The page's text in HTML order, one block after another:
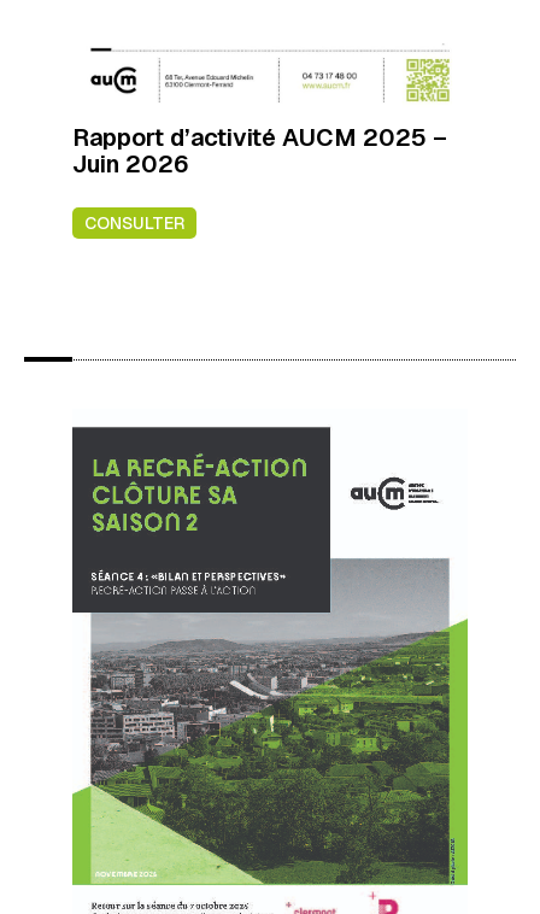
Rapport d’activité AUCM 2025 –
Juin 2026
CONSULTER